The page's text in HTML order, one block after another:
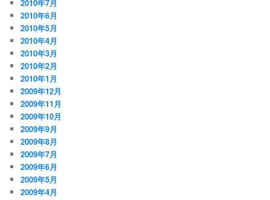
2010年7月
2010年6月
2010年5月
2010年4月
2010年3月
2010年2月
2010年1月
2009年12月
2009年11月
2009年10月
2009年9月
2009年8月
2009年7月
2009年6月
2009年5月
2009年4月